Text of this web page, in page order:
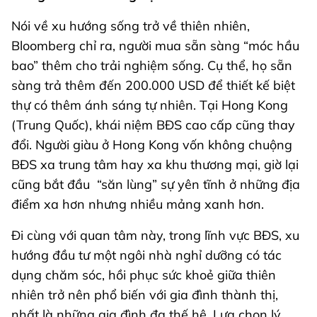
Nói về xu hướng sống trở về thiên nhiên,
Bloomberg chỉ ra, người mua sẵn sàng “móc hầu
bao” thêm cho trải nghiệm sống. Cụ thể, họ sẵn
sàng trả thêm đến 200.000 USD để thiết kế biệt
thự có thêm ánh sáng tự nhiên. Tại Hong Kong
(Trung Quốc), khái niệm BĐS cao cấp cũng thay
đổi. Người giàu ở Hong Kong vốn không chuộng
BĐS xa trung tâm hay xa khu thương mại, giờ lại
cũng bắt đầu “săn lùng” sự yên tĩnh ở những địa
điểm xa hơn nhưng nhiều mảng xanh hơn.
Đi cùng với quan tâm này, trong lĩnh vực BĐS, xu
hướng đầu tư một ngôi nhà nghỉ dưỡng có tác
dụng chăm sóc, hồi phục sức khoẻ giữa thiên
nhiên trở nên phổ biến với gia đình thành thị,